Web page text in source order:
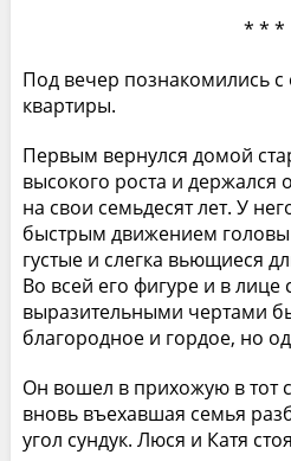
* * *
Под вечер познакомились
квартиры.
Первым вернулся домой
высокого роста и держался
на свои семьдесят лет. У
быстрым движением головы
густые и слегка вьющиеся
Во всей его фигуре и в
выразительными чертами
благородное и гордое, но
Он вошел в прихожую в тот
вновь въехавшая семья
угол сундук. Люся и Катя